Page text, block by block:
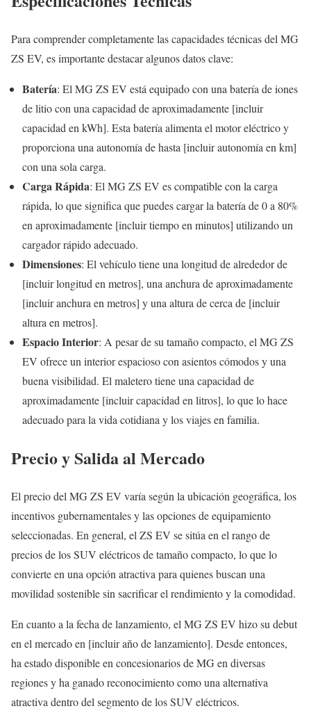
Para comprender completamente las capacidades técnicas del MG
ZS EV, es importante destacar algunos datos clave:
Batería: El MG ZS EV está equipado con una batería de iones
de litio con una capacidad de aproximadamente [incluir
capacidad en kWh]. Esta batería alimenta el motor eléctrico y
proporciona una autonomía de hasta [incluir autonomía en km]
con una sola carga.
Carga Rápida: El MG ZS EV es compatible con la carga
rápida, lo que significa que puedes cargar la batería de 0 a 80%
en aproximadamente [incluir tiempo en minutos] utilizando un
cargador rápido adecuado.
Dimensiones: El vehículo tiene una longitud de alrededor de
[incluir longitud en metros], una anchura de aproximadamente
[incluir anchura en metros] y una altura de cerca de [incluir
altura en metros].
Espacio Interior: A pesar de su tamaño compacto, el MG ZS
EV ofrece un interior espacioso con asientos cómodos y una
buena visibilidad. El maletero tiene una capacidad de
aproximadamente [incluir capacidad en litros], lo que lo hace
adecuado para la vida cotidiana y los viajes en familia.
Precio y Salida al Mercado
El precio del MG ZS EV varía según la ubicación geográfica, los
incentivos gubernamentales y las opciones de equipamiento
seleccionadas. En general, el ZS EV se sitúa en el rango de
precios de los SUV eléctricos de tamaño compacto, lo que lo
convierte en una opción atractiva para quienes buscan una
movilidad sostenible sin sacrificar el rendimiento y la comodidad.
En cuanto a la fecha de lanzamiento, el MG ZS EV hizo su debut
en el mercado en [incluir año de lanzamiento]. Desde entonces,
ha estado disponible en concesionarios de MG en diversas
regiones y ha ganado reconocimiento como una alternativa
atractiva dentro del segmento de los SUV eléctricos.